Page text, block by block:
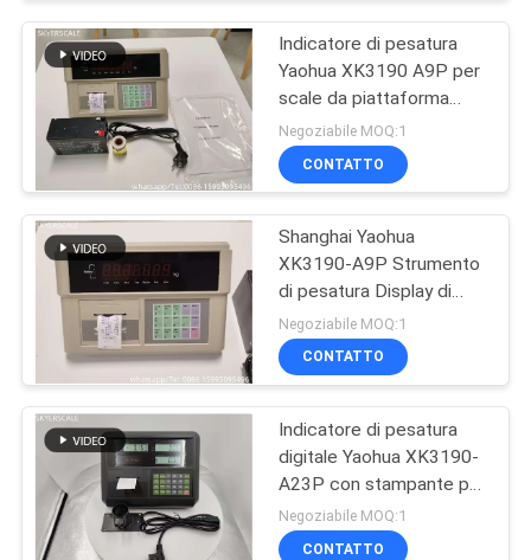
scala digitale peso
scala di bilancia
elettronica
Indicatore di pesatura
Yaohua XK3190 A9P per
scale da piattaforma
scale da pavimento scale
da camion
Negoziabile MOQ:1
CONTATTO
Shanghai Yaohua
XK3190-A9P Strumento
di pesatura Display di
scala di terra Truck Scala
di camion Metro testa
strumento di stampa
Negoziabile MOQ:1
CONTATTO
Indicatore di pesatura
digitale Yaohua XK3190-
A23P con stampante per
indicatore di bilancia a
pavimento
Negoziabile MOQ:1
CONTATTO